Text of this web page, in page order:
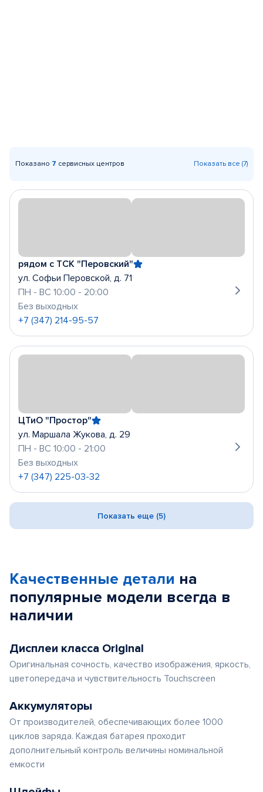
Показано 7 сервисных центров Показать все (7)
рядом с ТСК "Перовский"
ул. Софьи Перовской, д. 71
ПН - ВС 10:00 - 20:00
Без выходных
+7 (347) 214-95-57
ЦТиО "Простор"
ул. Маршала Жукова, д. 29
ПН - ВС 10:00 - 21:00
Без выходных
+7 (347) 225-03-32
Показать еще (5)
Качественные детали на
популярные модели всегда в
наличии
Дисплеи класса Original
Оригинальная сочность, качество изображения, яркость,
цветопередача и чувствительность Touchscreen
Аккумуляторы
От производителей, обеспечивающих более 1000
циклов заряда. Каждая батарея проходит
дополнительный контроль величины номинальной
емкости